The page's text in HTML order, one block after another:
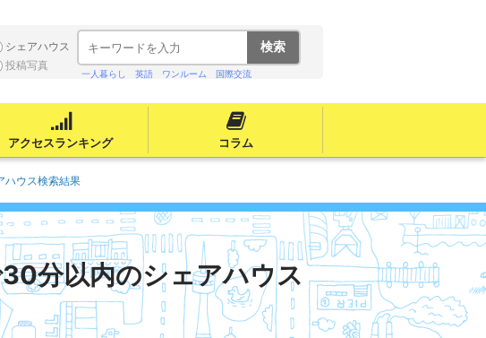
シェアハウス
投稿写真
一人暮らし 英語 ワンルーム 国際交流
アクセスランキング コラム
ハウス検索結果
分以内のシェアハウス